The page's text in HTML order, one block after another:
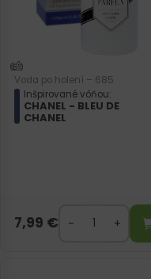
Voda po holení – 685
Inšpirované vôňou:
CHANEL - BLEU DE
CHANEL
7,99 €